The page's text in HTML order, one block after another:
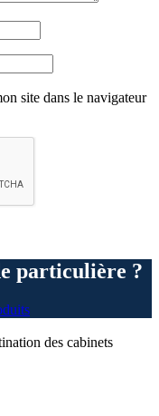
site dans le navigateur
particulière ?
des cabinets